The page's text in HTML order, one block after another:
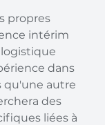
propres
intérim
logistique
dans
qu'une autre
des
liées à